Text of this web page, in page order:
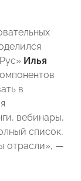
Илья
в
вебинары,
список,
отрасли», —